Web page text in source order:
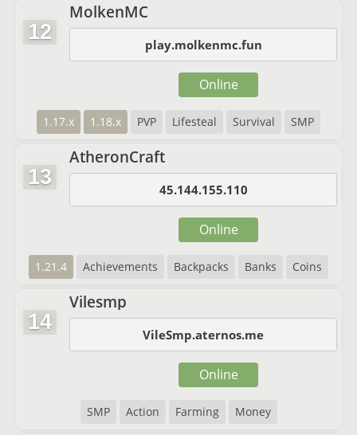
12
MolkenMC
play.molkenmc.fun
1.17.x 1.18.x PVP Lifesteal Survival SMP
Online
13
AtheronCraft
45.144.155.110
1.21.4 Achievements Backpacks Banks Coins
Online
14
Vilesmp
VileSmp.aternos.me
SMP Action Farming Money
Online